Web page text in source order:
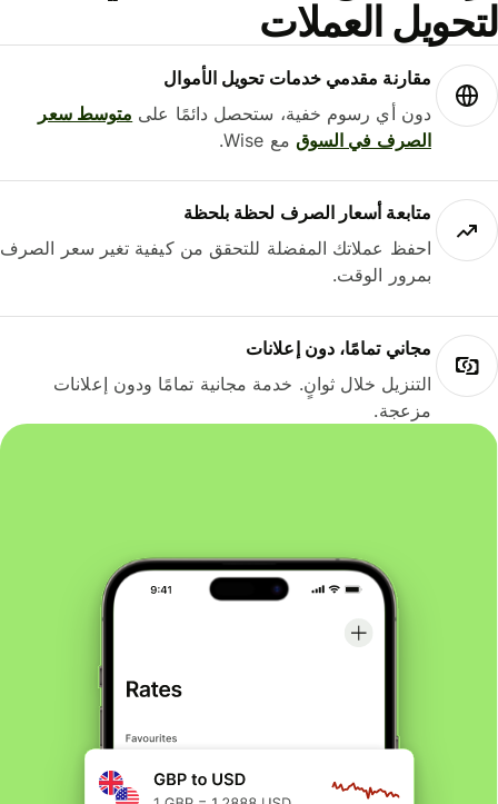
العملات
مقارنة مقدمي خدمات تحويل الأموال
دون أي رسوم خفية، ستحصل دائمًا علىمتوسط ​​سعر
الصرف في السوقمع Wise.
متابعة أسعار الصرف لحظة بلحظة
احفظ عملاتك المفضلة للتحقق من كيفية تغير سعر الصرف
بمرور الوقت.
مجاني تمامًا، دون إعلانات
التنزيل خلال ثوانٍ. خدمة مجانية تمامًا ودون إعلانات
مزعجة.